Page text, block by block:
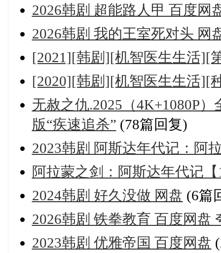
2026韩剧 超能路人甲 百度网
2026韩剧 我的王室死对头 网
[2021][韩剧][机智医生生活][
[2020][韩剧][机智医生生活][
无赦之仇.2025（4K+1080P
版“疾速追杀” (78篇回复)
2023韩剧 阿斯达年代记：阿
阿拉蒙之剑：阿斯达年代记
2024韩剧 好久没做 网盘 (6篇
2026韩剧 铁拳教育 百度网盘
2023韩剧 优雅帝国 百度网盘